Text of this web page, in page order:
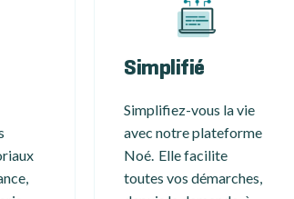
Simplifié
Simplifiez-vous la vie
avec notre plateforme
Noé. Elle facilite
toutes vos démarches,